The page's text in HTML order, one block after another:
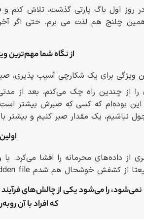
روز اول باگ پارتی گذشت، تلاش کنم و
چلنج هم لذت می برم. حتی اگر
_ از نگاه شما
از چندین راه چک می‌کنم، بعد از
بوده‌ام که کسی که صبرش بیشتر
_
از داده‌های محرمانه را افشا می‌کرد.
که افراد با آن